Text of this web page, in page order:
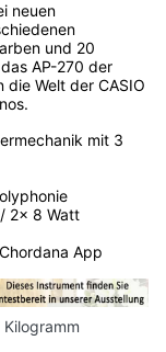
und
neuen
und 20
AP-270 der
die Welt der CASIO
mit 3
2x 8 Watt
App
Kilogramm